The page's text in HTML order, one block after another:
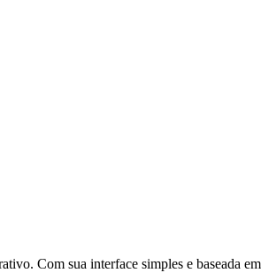
Com sua interface simples e baseada